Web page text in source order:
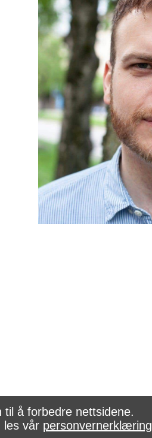
å forbedre nettsidene.
les vår personvernerklæring